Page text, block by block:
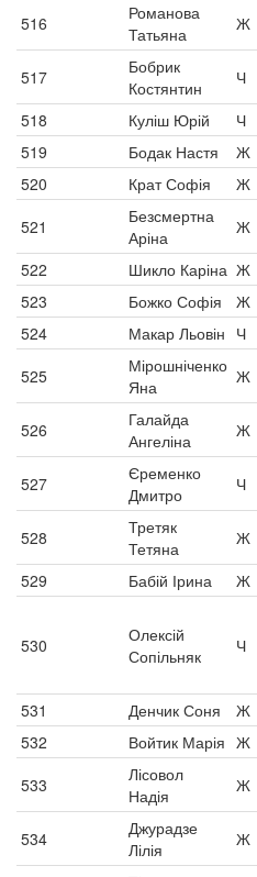
516
Романова
Татьяна
Ж
517
Бобрик
Костянтин
Ч
518
Куліш Юрій Ч
519
Бодак Настя Ж
520
Крат Софія Ж
521
Безсмертна
Аріна
Ж
522
Шикло Каріна Ж
523
Божко Софія Ж
524
Макар Льовін Ч
525
Мірошніченко
Яна
Ж
526
Галайда
Ангеліна
Ж
527
Єременко
Дмитро
Ч
528
Третяк
Тетяна
Ж
529
Бабій Ірина Ж
530
Олексій
Сопільняк
Ч
531 Денчик Соня Ж
532
Войтик Марія Ж
533
Лісовол
Надія
Ж
534
Джурадзе
Лілія
Ж